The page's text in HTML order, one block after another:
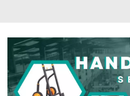
बहुपरकारी
उपकरणों की